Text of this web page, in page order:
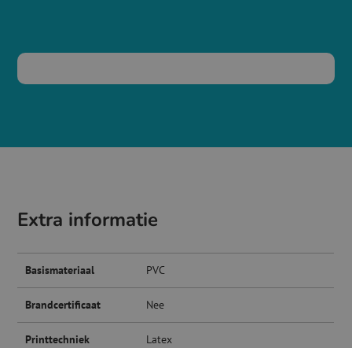
Extra informatie
Basismateriaal PVC
Brandcertificaat Nee
Printtechniek Latex